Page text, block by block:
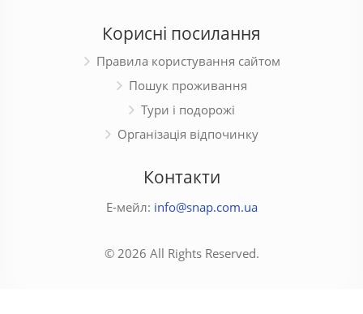
Корисні посилання
Правила користування сайтом
Пошук проживання
Тури і подорожі
Організація відпочинку
Контакти
Е-мейл: info@snap.com.ua
© 2026 All Rights Reserved.